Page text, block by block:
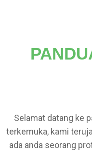
Selamat datang ke
terkemuka, kami
ada anda seorang